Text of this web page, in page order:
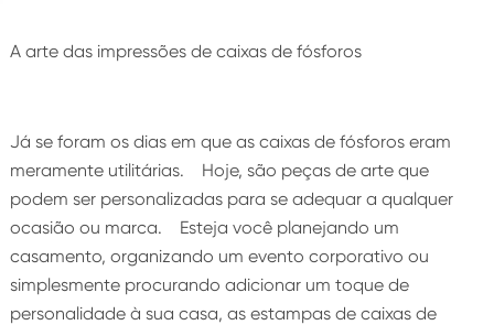
A arte das impressões de caixas de fósforos
Já se foram os dias em que as caixas de fósforos eram
meramente utilitárias. Hoje, são peças de arte que
podem ser personalizadas para se adequar a qualquer
ocasião ou marca. Esteja você planejando um
casamento, organizando um evento corporativo ou
simplesmente procurando adicionar um toque de
personalidade à sua casa, as estampas de caixas de